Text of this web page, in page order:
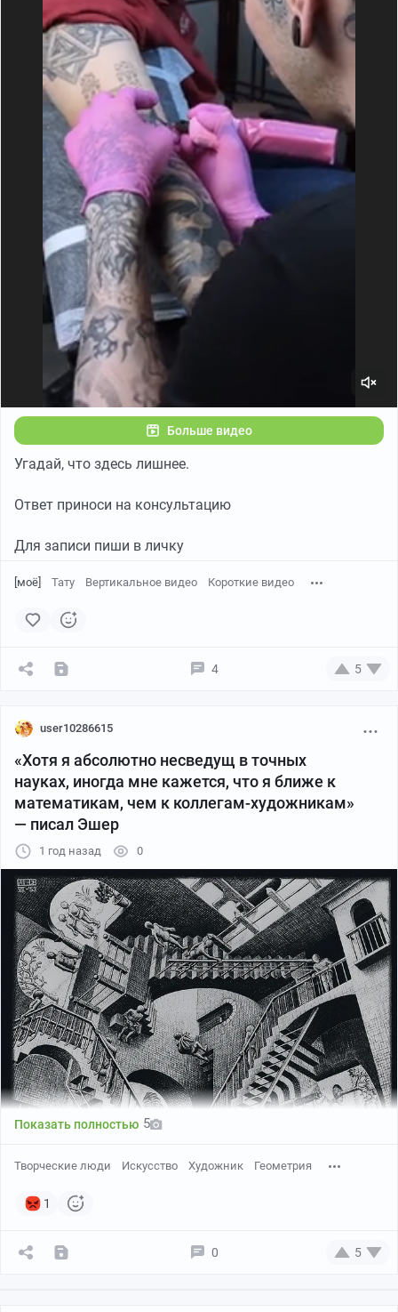
Больше видео
Угадай, что здесь лишнее.
Ответ приноси на консультацию
Для записи пиши в личку
[моё] Тату Вертикальное видео Короткие видео
4 5
user10286615
«Хотя я абсолютно несведущ в точных
науках, иногда мне кажется, что я ближе к
математикам, чем к коллегам-художникам»
— писал Эшер
1 год назад 0
Показать полностью 5
Творческие люди Искусство Художник Геометрия
1
0 5